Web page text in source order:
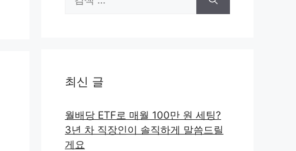
색:
최신 글
월배당 ETF로 매월 100만 원 세팅?
3년 차 직장인이 솔직하게 말씀드릴
게요